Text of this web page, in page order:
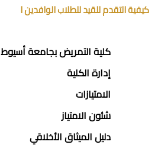
كيفية التقدم للقيد للطلاب الوافدين I
FACULTY
NURSING
كلية التمريض بجامعة أسيوط
إدارة الكلية
الامتيازات
شئون الامتياز
دليل الميثاق الأخلاقي